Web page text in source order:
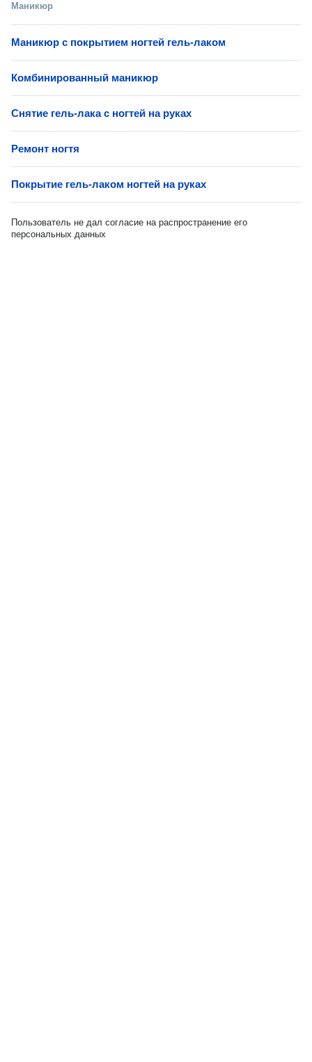
Маникюр
Маникюр с покрытием ногтей гель-лаком
Комбинированный маникюр
Снятие гель-лака с ногтей на руках
Ремонт ногтя
Покрытие гель-лаком ногтей на руках
Пользователь не дал согласие на распространение его
персональных данных